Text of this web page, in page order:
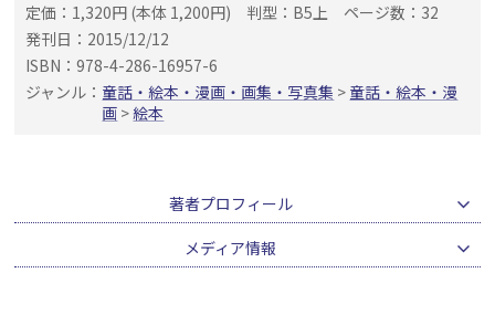
定価：1,320円 (本体 1,200円) 判型：B5上
ページ数：32
発刊日：2015/12/12
ISBN：978-4-286-16957-6
ジャンル： 童話・絵本・漫画・画集・写真集 > 童話・絵本・漫
画 >絵本
著者プロフィール
メディア情報